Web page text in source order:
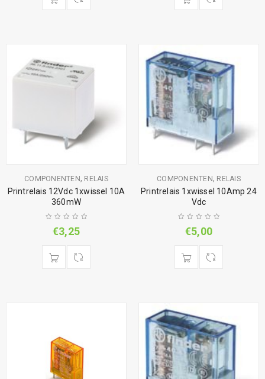
COMPONENTEN, RELAIS
Printrelais 12Vdc 1xwissel 10A
360mW
€3,25
COMPONENTEN, RELAIS
Printrelais 1xwissel 10Amp 24
Vdc
€5,00